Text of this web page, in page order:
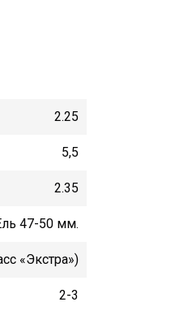
2.25
5,5
2.35
47-50 мм.
«Экстра»)
2-3